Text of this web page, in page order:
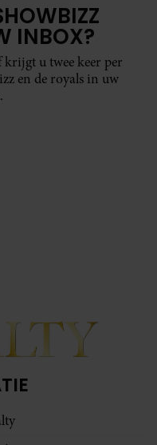
INBOX?
u twee keer per
en de royals in uw